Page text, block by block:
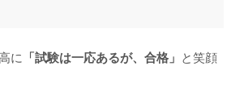
に 「試験は一応あるが、合格」 と笑顔